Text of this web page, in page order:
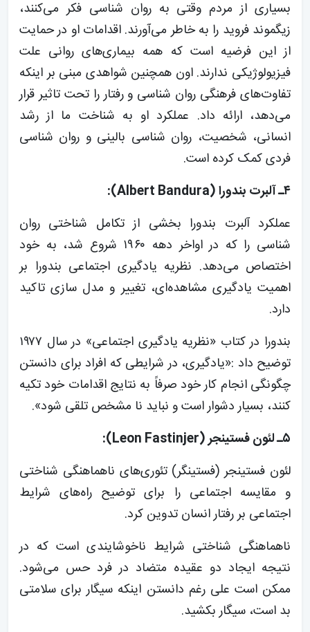
بسیاری از مردم وقتی به روان شناسی فکر می‌کنند،
زیگموند فروید را به خاطر می‌آورند. اقدامات او در حمایت
از این فرضیه است که همه بیماری‌های روانی علت
فیزیولوژیکی ندارند. اون همچنین شواهدی مبنی بر اینکه
تفاوت‌های فرهنگی روان شناسی و رفتار را تحت تاثیر قرار
می‌دهد، ارائه داد. عملکرد او به شناخت ما از رشد
انسانی، شخصیت، روان شناسی بالینی و روان شناسی
فردی کمک کرده است.
۴ـ آلبرت بندورا (Albert Bandura):
عملکرد آلبرت بندورا بخشی از تکامل شناختی روان
شناسی را که در اواخر دهه ۱۹۶۰ شروع شد، به خود
اختصاص می‌دهد. نظریه یادگیری اجتماعی بندورا بر
اهمیت یادگیری مشاهده‌ای، تغییر و مدل سازی تاکید
دارد.
بندورا در کتاب «نظریه یادگیری اجتماعی» در سال ۱۹۷۷
توضیح داد :«یادگیری، در شرایطی که افراد برای دانستن
چگونگی انجام کار خود صرفاً به نتایج اقدامات خود تکیه
کنند، بسیار دشوار است و نباید نا مشخص تلقی شود».
۵ـ لئون فستینجر (Leon Fastinjer):
لئون فستینجر (فستینگر) تئوری‌های ناهماهنگی شناختی
و مقایسه اجتماعی را برای توضیح راه‌های شرایط
اجتماعی بر رفتار انسان تدوین کرد.
ناهماهنگی شناختی شرایط ناخوشایندی است که در
نتیجه ایجاد دو عقیده متضاد در فرد حس می‌شود.
ممکن است علی رغم دانستن اینکه سیگار برای سلامتی
بد است، سیگار بکشید.